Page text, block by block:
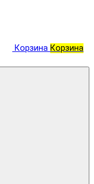
Корзина Корзина